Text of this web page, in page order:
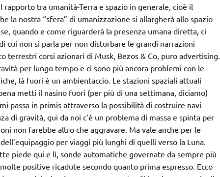
tra umanità-Terra e spazio in generale, cioè il
la nostra “sfera” di umanizzazione si allargherà allo spazio
quando e come riguarderà la presenza umana diretta, ci
non si parla per non disturbare le grandi narrazioni
terrestri corsi azionari di Musk, Bezos & Co, puro advertising.
per lungo tempo e ci sono più ancora problemi con le
là fuori è un ambientaccio. Le stazioni spaziali attuali
metti il nasino fuori (per più di una settimana, diciamo)
passa in primis attraverso la possibilità di costruire navi
di gravità, qui da noi c’è un problema di massa e spinta per
non farebbe altro che aggravare. Ma vale anche per le
per viaggi più lunghi di quelli verso la Luna.
piede qui e lì, sonde automatiche governate da sempre più
positive ricadute secondo quanto prima espresso. Ecco